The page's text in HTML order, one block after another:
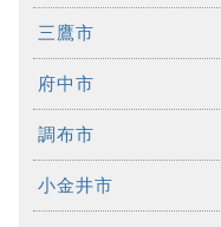
三鷹市
府中市
調布市
小金井市